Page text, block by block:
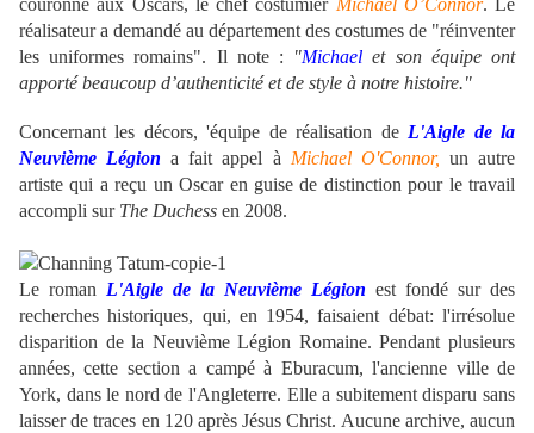
couronné aux Oscars, le chef costumier Michael O’Connor. Le
réalisateur a demandé au département des costumes de "réinventer
les uniformes romains". Il note :
"Michael et son équipe ont
apporté beaucoup d’authenticité et de style à notre histoire."
Concernant les décors, 'équipe de réalisation de L'Aigle de la
Neuvième Légion a fait appel à Michael O'Connor, un autre
artiste qui a reçu un Oscar en guise de distinction pour le travail
accompli sur The Duchess en 2008.
Le roman L'Aigle de la Neuvième Légion est fondé sur des
recherches historiques, qui, en 1954, faisaient débat: l'irrésolue
disparition de la Neuvième Légion Romaine. Pendant plusieurs
années, cette section a campé à Eburacum, l'ancienne ville de
York, dans le nord de l'Angleterre. Elle a subitement disparu sans
laisser de traces en 120 après Jésus Christ. Aucune archive, aucun